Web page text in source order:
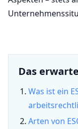
Das
Was ist ein
Arten von